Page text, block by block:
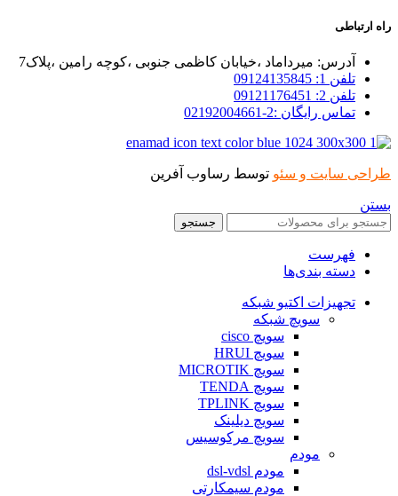
راه ارتباطی
آدرس: میرداماد ،خیابان کاظمی جنوبی ،کوچه رامین ،پلاک7
تلفن 1: 09124135845
تلفن 2: 09121176451
تماس رایگان :2-02192004661
طراحی سایت و سئو توسط رساوب آفرین
بستن
جستجو
فهرست
دسته بندی‌ها
تجهیزات اکتیو شبکه
سویچ شبکه
سویچ cisco
سویچ HRUI
سویچ MICROTIK
سویچ TENDA
سویچ TPLINK
سویچ دیلینک
سویچ مرکوسیس
مودم
مودم dsl-vdsl
مودم سیمکارتی